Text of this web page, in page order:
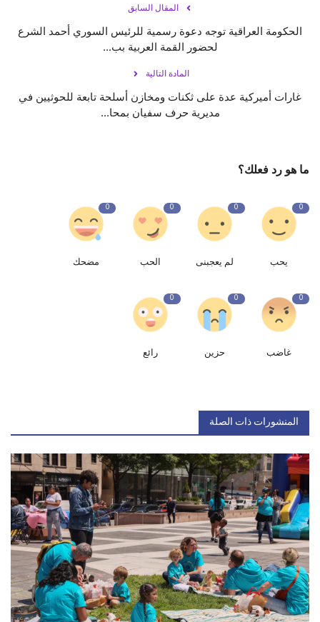
المقال السابق
الحكومة العراقية توجه دعوة رسمية للرئيس السوري أحمد الشرع
لحضور القمة العربية بب...
المادة التالية
غارات أميركية عدة على ثكنات ومخازن أسلحة تابعة للحوثيين في
مديرية حرف سفيان بمحا...
ما هو رد فعلك؟
0
يحب
0
لم يعجبنى
0
الحب
0
مضحك
0
غاضب
0
حزين
0
رائع
المنشورات ذات الصلة